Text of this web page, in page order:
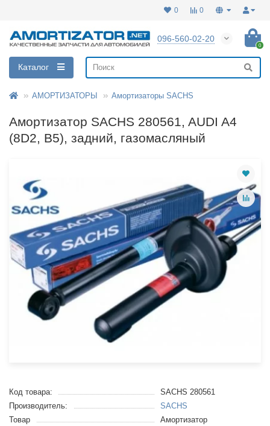
0
0
096-560-02-20
0
Каталог
АМОРТИЗАТОРЫ Амортизаторы SACHS
Амортизатор SACHS 280561, AUDI A4
(8D2, B5), задний, газомасляный
Код товара:
SACHS 280561
Производитель:
SACHS
Товар
Амортизатор